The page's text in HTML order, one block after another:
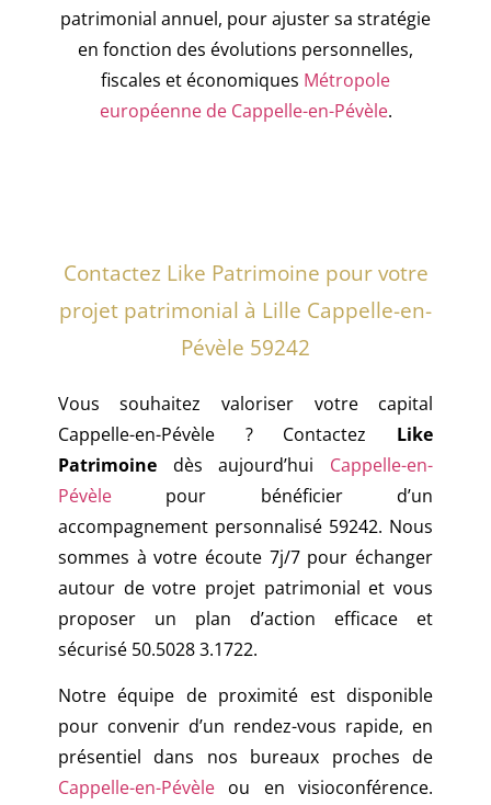
patrimonial annuel, pour ajuster sa stratégie
en fonction des évolutions personnelles,
fiscales et économiques Métropole
européenne de Cappelle-en-Pévèle.
Contactez Like Patrimoine pour votre
projet patrimonial à Lille Cappelle-en-
Pévèle 59242
Vous souhaitez valoriser votre capital
Cappelle-en-Pévèle ? Contactez Like
Patrimoinedès aujourd’hui Cappelle-en-
Pévèlepour bénéficier d’un
accompagnement personnalisé 59242. Nous
sommes à votre écoute 7j/7 pour échanger
autour de votre projet patrimonial et vous
proposer un plan d’action efficace et
sécurisé 50.5028 3.1722.
Notre équipe de proximité est disponible
pour convenir d’un rendez-vous rapide, en
présentiel dans nos bureaux proches de
Cappelle-en-Pévèleou en visioconférence.